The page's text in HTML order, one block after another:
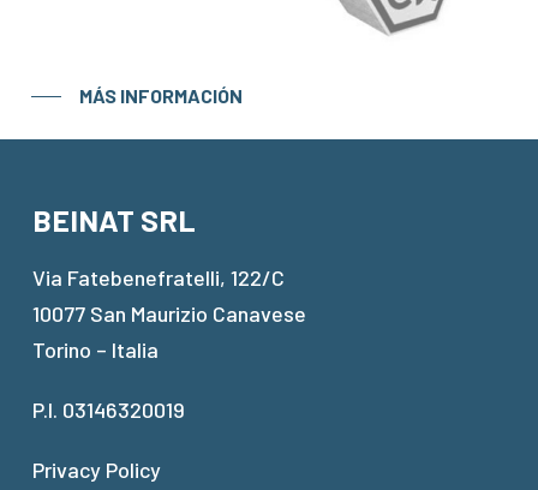
MÁS INFORMACIÓN
BEINAT SRL
Via Fatebenefratelli, 122/C
10077 San Maurizio Canavese
Torino – Italia
P.I. 03146320019
Privacy Policy